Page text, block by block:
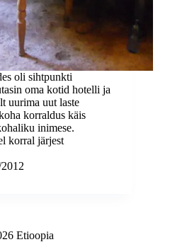
oli sihtpunkti
oma kotid hotelli ja
uurima uut laste
korraldus käis
inimese.
korral järjest
Etioopia